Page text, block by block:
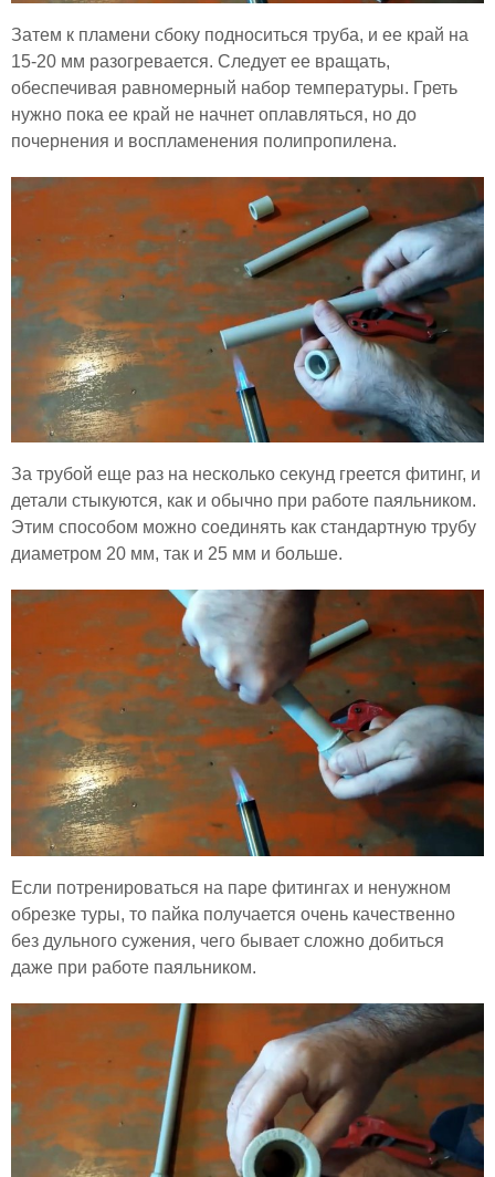
Затем к пламени сбоку подноситься труба, и ее край на
15-20 мм разогревается. Следует ее вращать,
обеспечивая равномерный набор температуры. Греть
нужно пока ее край не начнет оплавляться, но до
почернения и воспламенения полипропилена.
За трубой еще раз на несколько секунд греется фитинг, и
детали стыкуются, как и обычно при работе паяльником.
Этим способом можно соединять как стандартную трубу
диаметром 20 мм, так и 25 мм и больше.
Если потренироваться на паре фитингах и ненужном
обрезке туры, то пайка получается очень качественно
без дульного сужения, чего бывает сложно добиться
даже при работе паяльником.